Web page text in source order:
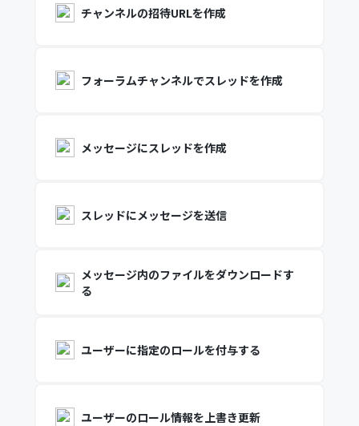
チャンネルの招待URLを作成
フォーラムチャンネルでスレッドを作成
メッセージにスレッドを作成
スレッドにメッセージを送信
メッセージ内のファイルをダウンロードす
る
ユーザーに指定のロールを付与する
ユーザーのロール情報を上書き更新